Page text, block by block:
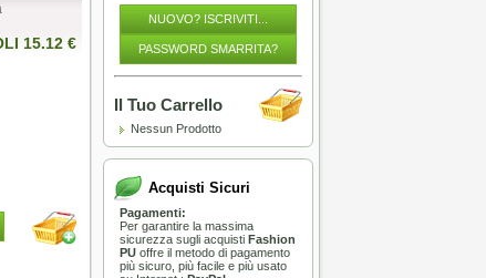
15.12 €
NUOVO? ISCRIVITI...
PASSWORD SMARRITA?
Il Tuo Carrello
Nessun Prodotto
Acquisti Sicuri
Pagamenti:
Per garantire la massima
sicurezza sugli acquisti Fashion
PU offre il metodo di pagamento
più sicuro, più facile e più usato